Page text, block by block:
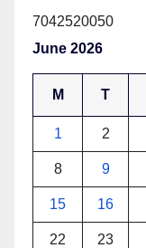
7042520050
June 2026
M T
1 2
8 9
15 16
22 23